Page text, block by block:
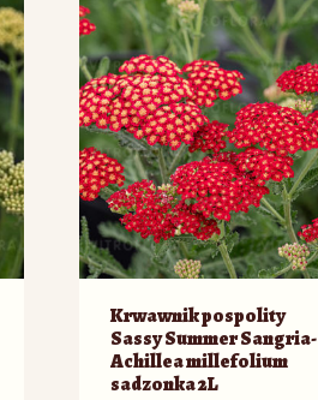
Krwawnik pospolity
Sassy Summer Sangria-
Achillea millefolium
sadzonka 2L